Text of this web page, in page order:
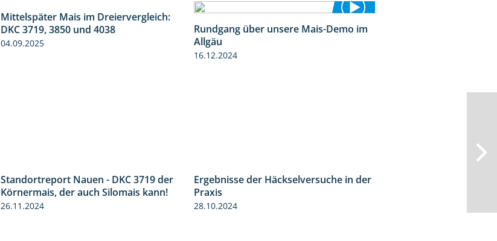
Mittelspäter Mais im Dreiervergleich:
DKC 3719, 3850 und 4038
04.09.2025
9:08
Rundgang über unsere Mais-Demo im
Allgäu
16.12.2024
1:43
Standortreport Nauen - DKC 3719 der
Körnermais, der auch Silomais kann!
26.11.2024
Ergebnisse der Häckselversuche in der
Praxis